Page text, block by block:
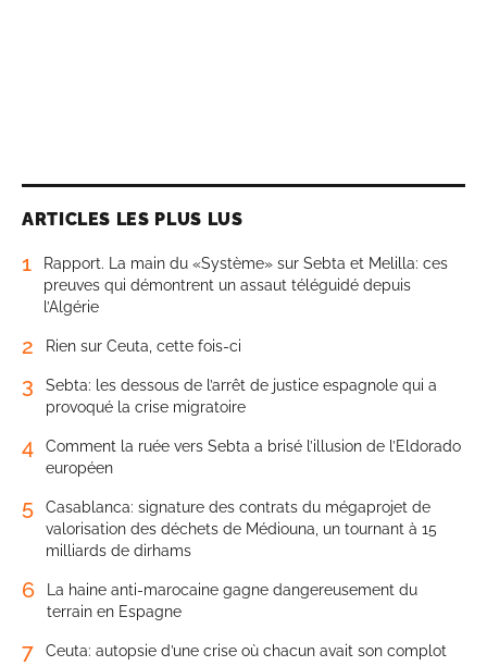
ARTICLES LES PLUS LUS
1
Rapport. La main du «Système» sur Sebta et Melilla: ces
preuves qui démontrent un assaut téléguidé depuis
l’Algérie
2 Rien sur Ceuta, cette fois-ci
3
Sebta: les dessous de l’arrêt de justice espagnole qui a
provoqué la crise migratoire
4
Comment la ruée vers Sebta a brisé l’illusion de l’Eldorado
européen
5
Casablanca: signature des contrats du mégaprojet de
valorisation des déchets de Médiouna, un tournant à 15
milliards de dirhams
6
La haine anti-marocaine gagne dangereusement du
terrain en Espagne
7 Ceuta: autopsie d’une crise où chacun avait son complot